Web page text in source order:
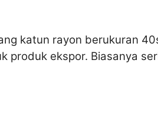
katun rayon berukuran
produk ekspor. Biasanya